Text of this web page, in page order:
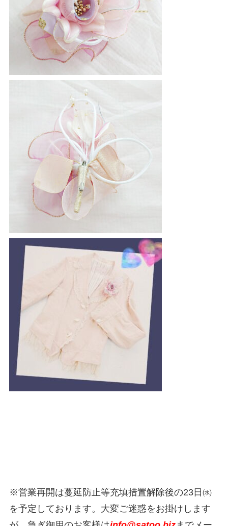
※営業再開は蔓延防止等充填措置解除後の23日㈬
を予定しております。大変ご迷惑をお掛けします